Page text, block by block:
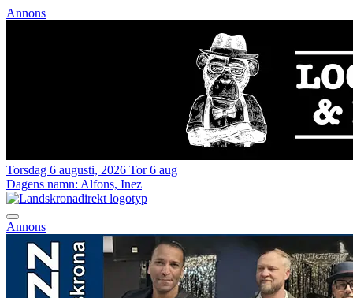
Annons
Torsdag 6 augusti, 2026 Tor 6 aug
Dagens namn: Alfons, Inez
Annons